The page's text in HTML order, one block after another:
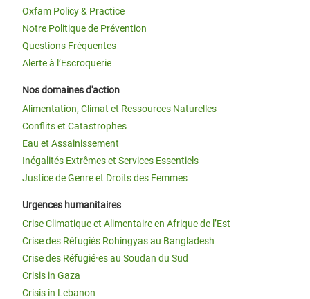
Oxfam Policy & Practice
Notre Politique de Prévention
Questions Fréquentes
Alerte à l’Escroquerie
Nos domaines d'action
Alimentation, Climat et Ressources Naturelles
Conflits et Catastrophes
Eau et Assainissement
Inégalités Extrêmes et Services Essentiels
Justice de Genre et Droits des Femmes
Urgences humanitaires
Crise Climatique et Alimentaire en Afrique de l’Est
Crise des Réfugiés Rohingyas au Bangladesh
Crise des Réfugié·es au Soudan du Sud
Crisis in Gaza
Crisis in Lebanon